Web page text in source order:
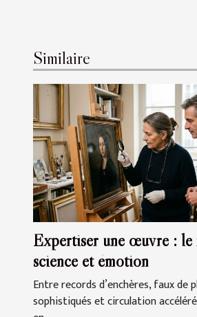
Similaire
Expertiser une œuvre : le
science et émotion
Entre records d’enchères, faux de
sophistiqués et circulation